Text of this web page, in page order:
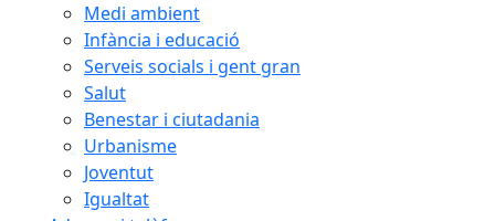
Medi ambient
Infància i educació
Serveis socials i gent gran
Salut
Benestar i ciutadania
Urbanisme
Joventut
Igualtat